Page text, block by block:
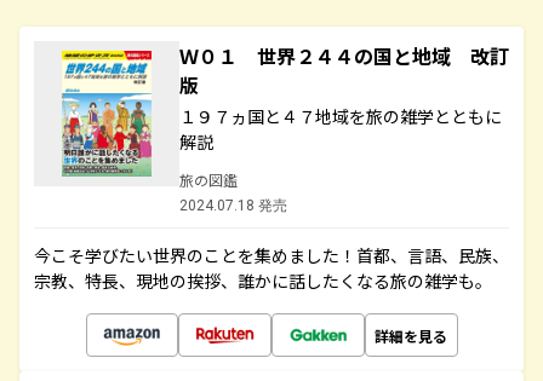
Ｗ０１ 世界２４４の国と地域 改訂
版
１９７ヵ国と４７地域を旅の雑学とともに
解説
旅の図鑑
2024.07.18 発売
今こそ学びたい世界のことを集めました！首都、言語、民族、
宗教、特長、現地の挨拶、誰かに話したくなる旅の雑学も。
詳細を見る